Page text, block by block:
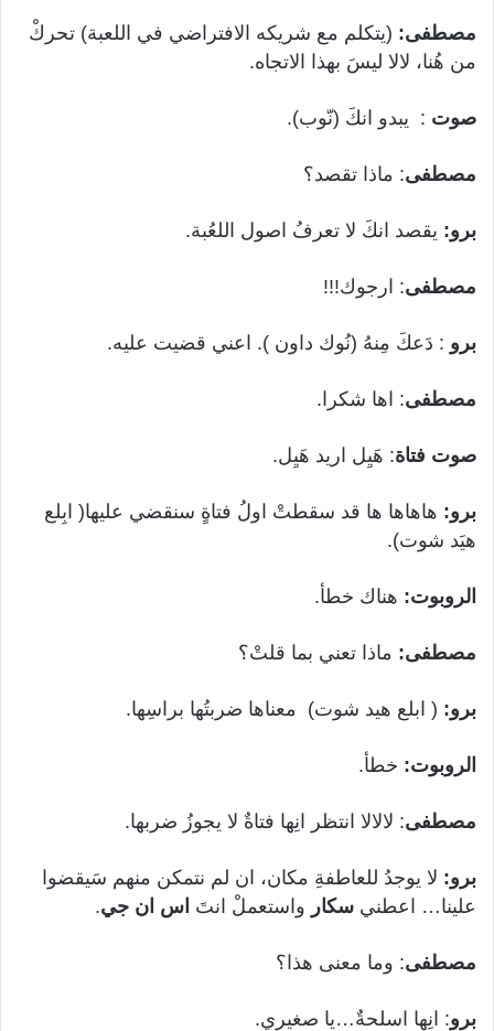
مصطفى: (يتكلم مع شريكه الافتراضي في اللعبة) تحركْ
من هُنا، لالا ليسَ بهذا الاتجاه.
صوت : يبدو انكَ (نّوب).
مصطفى: ماذا تقصد؟
برو: يقصد انكَ لا تعرفُ اصول اللعُبة.
مصطفى: ارجوك!!!
برو : دَعكَ مِنهُ (نُوك داون ). اعني قضيت عليه.
مصطفى: اها شكرا.
صوت فتاة: هَيِل اريد هَيِل.
برو: هاهاها ها قد سقطتْ اولُ فتاةٍ سنقضي عليها( ابِلع
هيَد شوت).
الروبوت: هناك خطأ.
مصطفى: ماذا تعني بما قلتْ؟
برو: ( ابلع هيد شوت) معناها ضربتُها براسِها.
الروبوت: خطأ.
مصطفى: لالالا انتظر انِها فتاةٌ لا يجوزُ ضربها.
برو: لا يوجدُ للعاطفةِ مكان، ان لم نتمكن منهم سَيقضوا
علينا… اعطني سكار واستعملْ انتَ اس ان جي.
مصطفى: وما معنى هذا؟
برو: انِها اسلحةٌ…يا صغيري.